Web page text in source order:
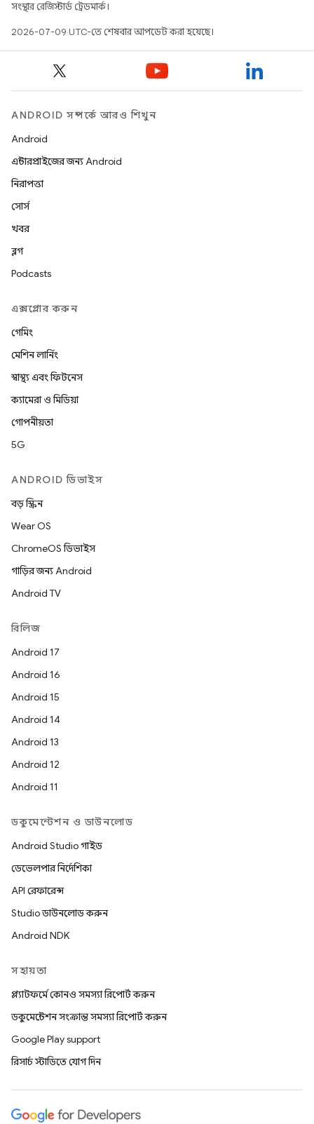
সংস্থার রেজিস্টার্ড ট্রেডমার্ক।
2026-07-09 UTC-তে শেষবার আপডেট করা হয়েছে।
ANDROID সম্পর্কে আরও শিখুন
Android
এন্টারপ্রাইজের জন্য Android
নিরাপত্তা
সোর্স
খবর
ব্লগ
Podcasts
এক্সপ্লোর করুন
গেমিং
মেশিন লার্নিং
স্বাস্থ্য এবং ফিটনেস
ক্যামেরা ও মিডিয়া
গোপনীয়তা
5G
ANDROID ডিভাইস
বড় স্ক্রিন
Wear OS
ChromeOS ডিভাইস
গাড়ির জন্য Android
Android TV
রিলিজ
Android 17
Android 16
Android 15
Android 14
Android 13
Android 12
Android 11
ডকুমেন্টেশন ও ডাউনলোড
Android Studio গাইড
ডেভেলপার নির্দেশিকা
API রেফারেন্স
Studio ডাউনলোড করুন
Android NDK
সহায়তা
প্ল্যাটফর্মে কোনও সমস্যা রিপোর্ট করুন
ডকুমেন্টেশন সংক্রান্ত সমস্যা রিপোর্ট করুন
Google Play support
রিসার্চ স্টাডিতে যোগ দিন